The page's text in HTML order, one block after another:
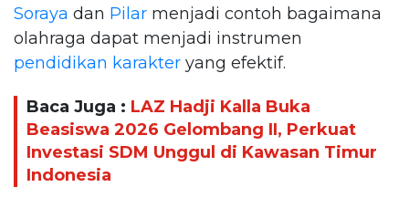
Soraya dan Pilar menjadi contoh bagaimana
olahraga dapat menjadi instrumen
pendidikan karakter yang efektif.
Baca Juga : LAZ Hadji Kalla Buka
Beasiswa 2026 Gelombang II, Perkuat
Investasi SDM Unggul di Kawasan Timur
Indonesia